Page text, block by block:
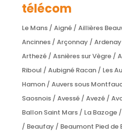
télécom
Le Mans / Aigné / Aillières
Ancinnes / Arçonnay /
Arthezé / Asnières sur Vègre /
Riboul / Aubigné Racan / Les
Hamon / Auvers sous
Saosnois / Avessé / Avezé /
Ballon Saint Mars / La Bazoge
/ Beaufay / Beaumont Pied